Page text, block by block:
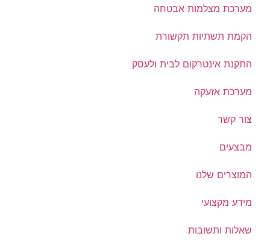
מערכת מצלמות אבטחה
הקמת תשתיות תקשורת
התקנת אינטרקום לבית ולעסק
מערכת אזעקה
צור קשר
מבצעים
המוצרים שלנו
מידע מקצועי
שאלות ותשובות